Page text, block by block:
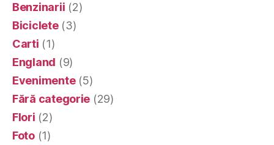
Benzinarii (2)
Biciclete(3)
Carti (1)
England (9)
Evenimente(5)
Fără categorie (29)
Flori (2)
Foto(1)